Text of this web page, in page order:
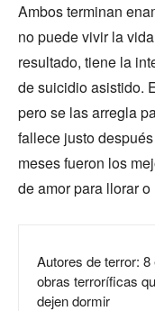
Ambos terminan
no puede vivir la
resultado, tiene la
de suicidio asistido.
pero se las arregla
fallece justo
meses fueron los
de amor para llorar
Autores de terror:
obras terroríficas
dejen dormir